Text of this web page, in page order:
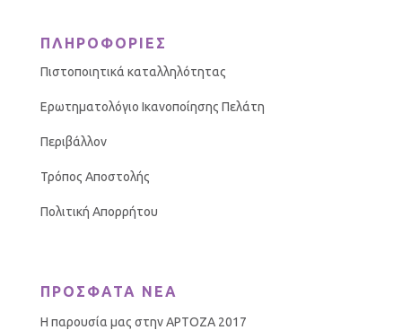
ΠΛΗΡΟΦΟΡΙΕΣ
Πιστοποιητικά καταλληλότητας
Ερωτηματολόγιο Ικανοποίησης Πελάτη
Περιβάλλον
Τρόπος Αποστολής
Πολιτική Απορρήτου
ΠΡΟΣΦΑΤΑ ΝΕΑ
Η παρουσία μας στην ΑΡΤΟΖΑ 2017